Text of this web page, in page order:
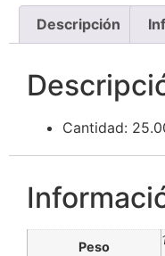
Descripción
Cantidad:
Peso